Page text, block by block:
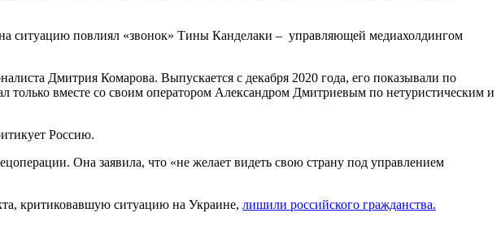
ситуацию повлиял «звонок» Тины Канделаки – управляющей медиахолдингом
Дмитрия Комарова. Выпускается с декабря 2020 года, его показывали по
вместе со своим оператором Александром Дмитриевым по нетуристическим и
Россию.
Она заявила, что «не желает видеть свою страну под управлением
критиковавшую ситуацию на Украине, лишили российского гражданства.